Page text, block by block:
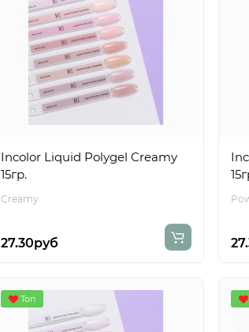
Incolor Liquid Polygel Creamy
15гр.
Creamy
27.30руб
Топ